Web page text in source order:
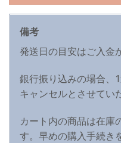
備考
発送日の目安はご入金
銀行振り込みの場合、
キャンセルとさせてい
カート内の商品は在庫
す。早めの購入手続き